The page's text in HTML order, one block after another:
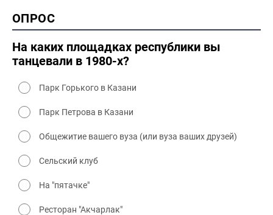
2000 промышленность
2000 культура
ОПРОС
На каких площадках республики вы
танцевали в 1980-х?
Парк Горького в Казани
Парк Петрова в Казани
Общежитие вашего вуза (или вуза ваших друзей)
Сельский клуб
На "пятачке"
Ресторан "Акчарлак"